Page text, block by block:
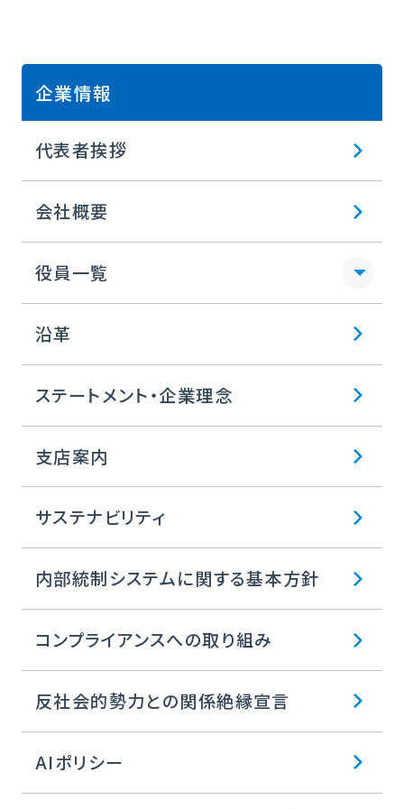
企業情報
代表者挨拶
会社概要
役員一覧
沿革
ステートメント・企業理念
支店案内
サステナビリティ
内部統制システムに関する基本方針
コンプライアンスへの取り組み
反社会的勢力との関係絶縁宣言
AIポリシー